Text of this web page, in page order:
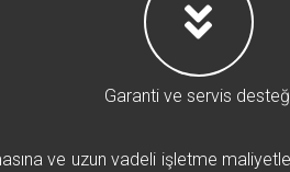
Garanti ve servis
ve uzun vadeli işletme